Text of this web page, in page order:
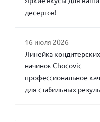
десертов!
16 июля 2026
Линейка кондитерских
начинок Chocovic -
профессиональное
для стабильных